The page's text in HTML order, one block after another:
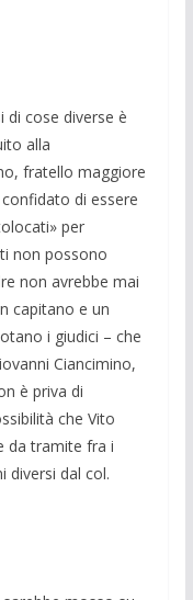
di cose diverse è
alla
fratello maggiore
di essere
per
non possono
non avreb­be mai
capi­tano e un
i giudici – che
Cian­cimino,
è priva di
che Vito
da tramite fra i
diversi dal col.